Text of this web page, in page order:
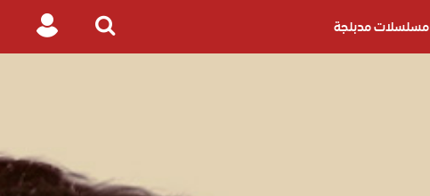
مسلسلات مدبلجة
Search
Login